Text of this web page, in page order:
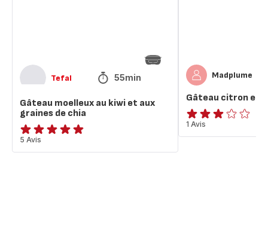
Tefal 55min
Gâteau moelleux au kiwi et aux
graines de chia
ratings.4.8
5 Avis
Madplume
Gâteau citron et
Avis
3
1 Avis